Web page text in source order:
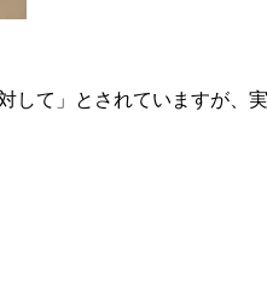
して」とされていますが